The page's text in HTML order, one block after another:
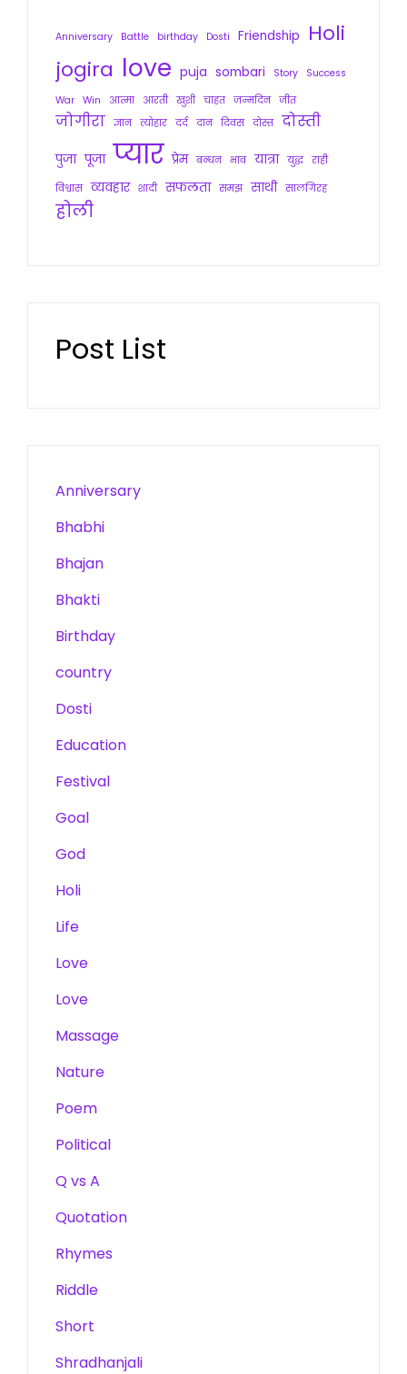
Anniversary Battle birthday Dosti Friendship
Holi
jogira love puja sombari Story
Success
War Win आत्मा आरती खुशी चाहत जन्मदिन जीत
जोगीरा ज्ञान त्योहार दर्द दान दिवस दोस्त दोस्ती
पुजा पूजा प्यार प्रेम बन्धन भाव यात्रा युद्ध राही
विश्वास व्यवहार शादी सफलता समझ साथी सालगिरह
होली
Post List
Anniversary
Bhabhi
Bhajan
Bhakti
Birthday
country
Dosti
Education
Festival
Goal
God
Holi
Life
Love
Love
Massage
Nature
Poem
Political
Q vs A
Quotation
Rhymes
Riddle
Short
Shradhanjali